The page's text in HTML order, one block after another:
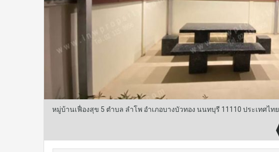
หมู่บ้านเฟื่องสุข 5 ตำบล ลำโพ อำเภอบางบัวทอง นนทบุรี 11110 ประเทศไทย